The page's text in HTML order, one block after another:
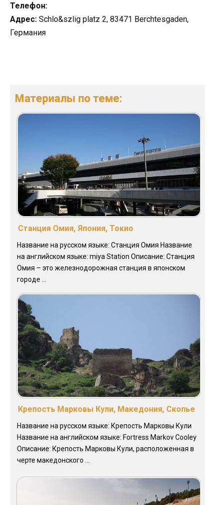
Телефон:
Адрес: Schlo&szlig platz 2, 83471 Berchtesgaden,
Германия
Материалы по теме:
Станция Омия, Япония, Токио
Название на русском языке: Станция Омия Название
на английском языке: miya Station Описание: Станция
Омия – это железнодорожная станция в японском
городе ...
Крепость Марковы Кули, Македония, Скопье
Название на русском языке: Крепость Марковы Кули
Название на английском языке: Fortress Markov Cooley
Описание: Крепость Марковы Кули, расположенная в
черте македонского ...